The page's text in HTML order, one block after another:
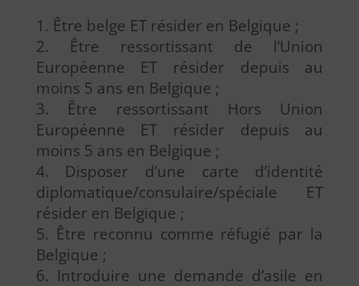
Être belge ET résider en Belgique ;
Être ressortissant de l’Union
Européenne ET résider depuis au
moins 5 ans en Belgique ;
Être ressortissant Hors Union
Européenne ET résider depuis au
moins 5 ans en Belgique ;
Disposer d’une carte d’identité
diplomatique/consulaire/spéciale ET
résider en Belgique ;
Être reconnu comme réfugié par la
Belgique ;
Introduire une demande d’asile en